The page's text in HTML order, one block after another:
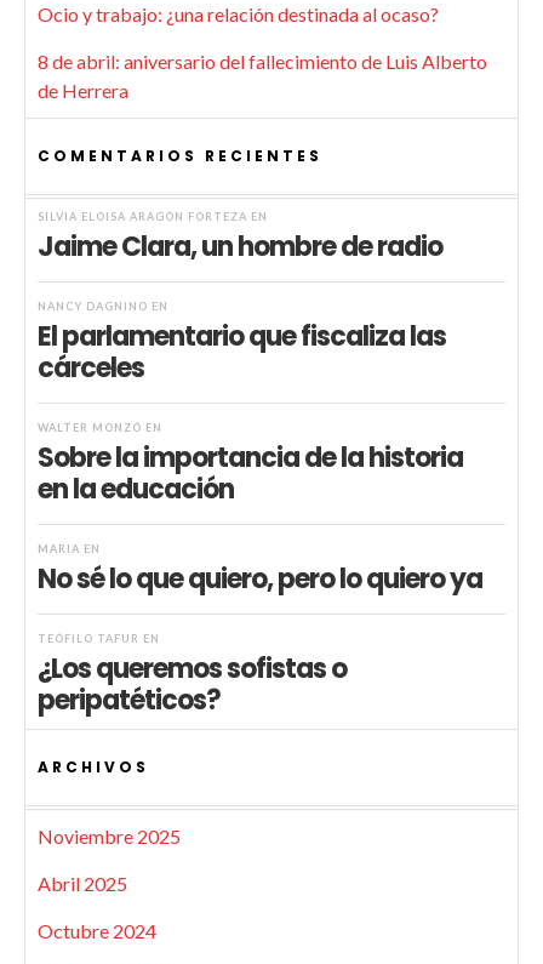
Ocio y trabajo: ¿una relación destinada al ocaso?
8 de abril: aniversario del fallecimiento de Luis Alberto
de Herrera
COMENTARIOS RECIENTES
SILVIA ELOISA ARAGÓN FORTEZA EN
Jaime Clara, un hombre de radio
NANCY DAGNINO EN
El parlamentario que fiscaliza las
cárceles
WALTER MONZÓ EN
Sobre la importancia de la historia
en la educación
MARIA EN
No sé lo que quiero, pero lo quiero ya
TEÓFILO TAFUR EN
¿Los queremos sofistas o
peripatéticos?
ARCHIVOS
Noviembre 2025
Abril 2025
Octubre 2024